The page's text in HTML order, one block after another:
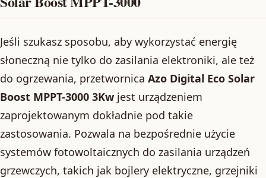
Jeśli szukasz sposobu, aby wykorzystać energię
słoneczną nie tylko do zasilania elektroniki, ale też
do ogrzewania, przetwornica Azo Digital Eco Solar
Boost MPPT-3000 3Kw jest urządzeniem
zaprojektowanym dokładnie pod takie
zastosowania. Pozwala na bezpośrednie użycie
systemów fotowoltaicznych do zasilania urządzeń
grzewczych, takich jak bojlery elektryczne, grzejniki